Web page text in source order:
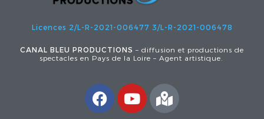
Licences 2/L-R-2021-006477 3/L-R-2021-006478
CANAL BLEU PRODUCTIONS – diffusion et productions de
spectacles en Pays de la Loire – Agent artistique.